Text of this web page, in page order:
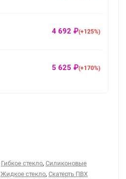
4 692 ₽(+125%)
5 625 ₽(+170%)
Гибкое стекло, Силиконовые
Жидкое стекло, Скатерть ПВХ